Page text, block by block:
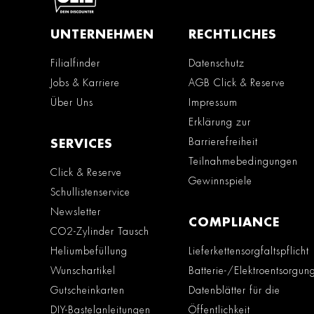
UNTERNEHMEN
Filialfinder
Jobs & Karriere
Über Uns
SERVICES
Click & Reserve
Schullistenservice
Newsletter
CO2-Zylinder Tausch
Heliumbefüllung
Wunschartikel
Gutscheinkarten
DIY-Bastelanleitungen
RECHTLICHES
Datenschutz
AGB Click & Reserve
Impressum
Erklärung zur
Barrierefreiheit
Teilnahmebedingungen
Gewinnspiele
COMPLIANCE
Lieferkettensorgfaltspflicht
Batterie-/Elektroentsorgung
Datenblätter für die
Öffentlichkeit